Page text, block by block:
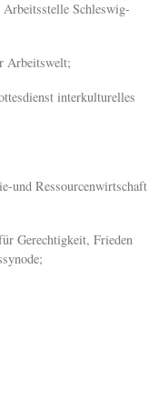
Schleswig-
Arbeitswelt;
interkulturelles
und Ressourcenwirtschaft
Gerechtigkeit, Frieden